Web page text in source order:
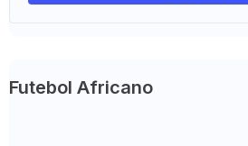
Futebol Africano